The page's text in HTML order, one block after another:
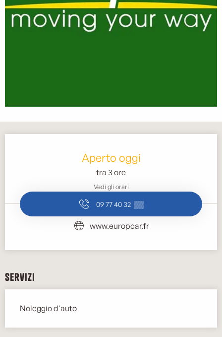
Aperto oggi
tra 3 ore
Vedi gli orari
09 77 40 32 ▒▒
www.europcar.fr
Servizi
Noleggio d'auto